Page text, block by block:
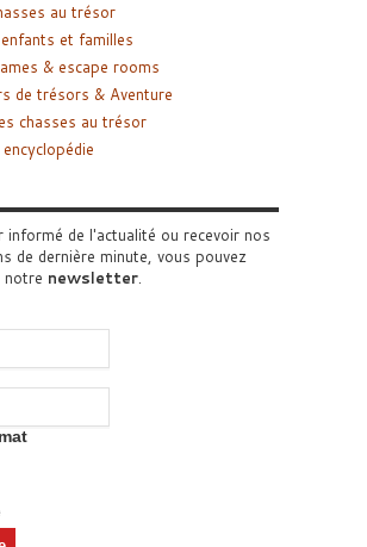
au trésor
et familles
& escape rooms
de trésors & Aventure
chasses au trésor
informé de l'actualité ou recevoir nos
de dernière minute, vous pouvez
notre newsletter.